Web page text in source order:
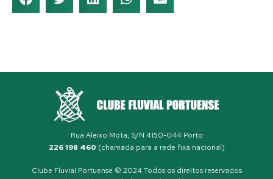
Rua Aleixo Mota, S/N 4150-044 Porto
226 198 460 (chamada para a rede fixa nacional)
Clube Fluvial Portuense © 2024 Todos os direitos reservados